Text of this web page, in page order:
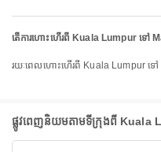
តើការហោះហើរពី Kuala Lumpur ទៅ
រយៈពេលហោះហើរពី Kuala Lumpur ទ
ផ្លូវពេញនិយមតាមទីក្រុងពី Kuala